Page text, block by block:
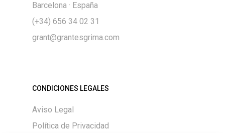
Barcelona · España
(+34) 656 34 02 31
grant@grantesgrima.com
CONDICIONES LEGALES
Aviso Legal
Política de Privacidad